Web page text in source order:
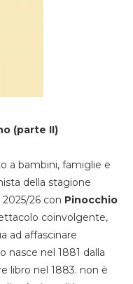
(parte II)
a bambini, famiglie e
della stagione
26 con Pinocchio
coinvolgente,
ad affascinare
nel 1881 dalla
libro nel 1883. non è